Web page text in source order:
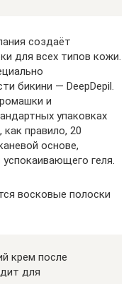
создаёт
для всех типов кожи.
бикини — DeepDepil.
и
упаковках
правило, 20
основе,
геля.
восковые полоски
крем после
для